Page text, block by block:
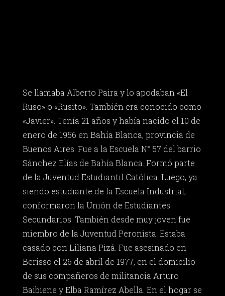
Se llamaba Alberto Paira y lo apodaban «El
Ruso» o «Rusito». También era conocido como
«Javier». Tenía 21 años y había nacido el 10 de
enero de 1956 en Bahía Blanca, provincia de
Buenos Aires. Fue a la Escuela N° 57 del barrio
Sánchez Elías de Bahía Blanca. Formó parte
de la Juventud Estudiantil Católica. Luego, ya
siendo estudiante de la Escuela Industrial,
conformaron la Unión de Estudiantes
Secundarios. También desde muy joven fue
miembro de la Juventud Peronista. Estaba
casado con Liliana Pizá. Fue asesinado en
Berisso el 26 de abril de 1977, en el domicilio
de sus compañeros de militancia Arturo
Baibiene y Elba Ramírez Abella. En el hogar se